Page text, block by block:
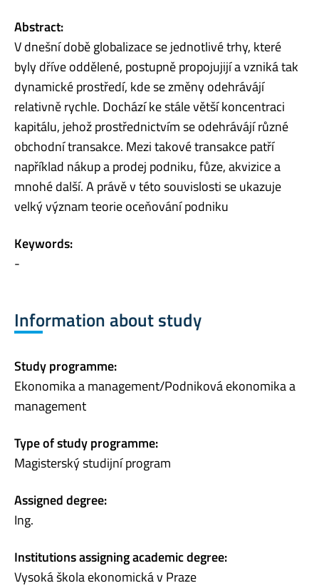
Abstract:
V dnešní době globalizace se jednotlivé trhy, které
byly dříve oddělené, postupně propojujijí a vzniká tak
dynamické prostředí, kde se změny odehrávájí
relativně rychle. Dochází ke stále větší koncentraci
kapitálu, jehož prostřednictvím se odehrávájí různé
obchodní transakce. Mezi takové transakce patří
například nákup a prodej podniku, fůze, akvizice a
mnohé další. A právě v této souvislosti se ukazuje
velký význam teorie oceňování podniku
Keywords:
-
Information about study
Study programme:
Ekonomika a management/Podniková ekonomika a
management
Type of study programme:
Magisterský studijní program
Assigned degree:
Ing.
Institutions assigning academic degree:
Vysoká škola ekonomická v Praze